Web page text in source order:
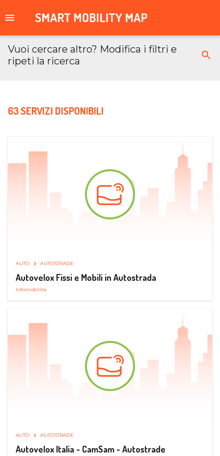
Vuoi cercare altro? Modifica i filtri e
ripeti la ricerca
63 SERVIZI DISPONIBILI
AUTO AUTOSTRADE
Autovelox Fissi e Mobili in Autostrada
Infomobilità
AUTO AUTOSTRADE
Autovelox Italia - CamSam - Autostrade